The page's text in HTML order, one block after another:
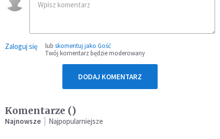
Zaloguj się lub skomentuj jako Gość
Twój komentarz będzie moderowany
DODAJ KOMENTARZ
Komentarze ()
Najnowsze Najpopularniejsze